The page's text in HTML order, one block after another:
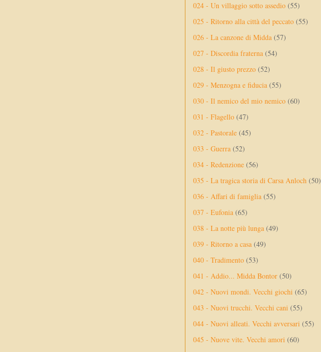
024 - Un villaggio sotto assedio (55)
025 - Ritorno alla città del peccato (55)
026 - La canzone di Midda (57)
027 - Discordia fraterna (54)
028 - Il giusto prezzo (52)
029 - Menzogna e fiducia (55)
030 - Il nemico del mio nemico (60)
031 - Flagello (47)
032 - Pastorale (45)
033 - Guerra (52)
034 - Redenzione (56)
035 - La tragica storia di Carsa Anloch (50)
036 - Affari di famiglia (55)
037 - Eufonia (65)
038 - La notte più lunga (49)
039 - Ritorno a casa (49)
040 - Tradimento (53)
041 - Addio... Midda Bontor (50)
042 - Nuovi mondi. Vecchi giochi (65)
043 - Nuovi trucchi. Vecchi cani (55)
044 - Nuovi alleati. Vecchi avversari (55)
045 - Nuove vite. Vecchi amori (60)